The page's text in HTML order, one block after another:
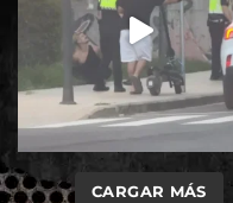
CARGAR MÁS